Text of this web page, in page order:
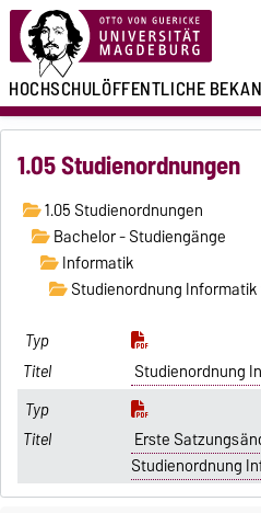
HOCHSCHULÖFFENTLICHE
1.05 Studienordnungen
1.05 Studienordnungen
Bachelor - Studiengänge
Informatik
Studienordnung Informatik
Studienordnung
Erste
Studienordnung